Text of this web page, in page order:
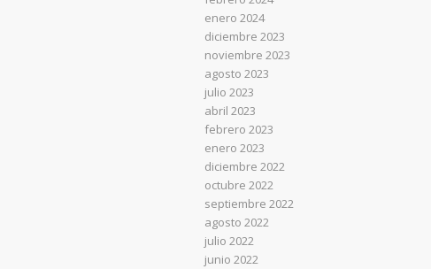
enero 2024
diciembre 2023
noviembre 2023
agosto 2023
julio 2023
abril 2023
febrero 2023
enero 2023
diciembre 2022
octubre 2022
septiembre 2022
agosto 2022
julio 2022
junio 2022